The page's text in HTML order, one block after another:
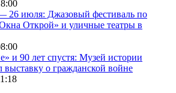
26 июля: Джазовый фестиваль по
Открой» и уличные театры в
и 90 лет спустя: Музей истории
выставку о гражданской войне